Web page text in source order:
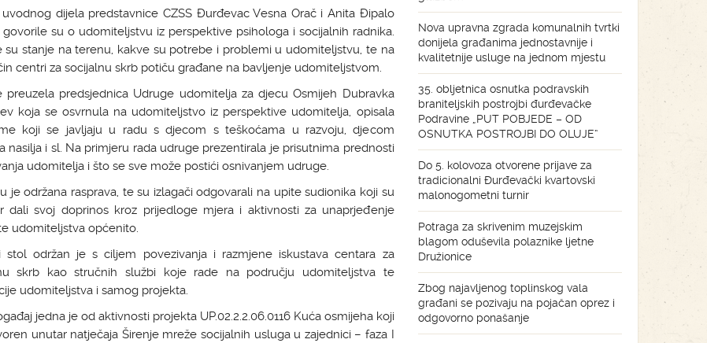
dijela predstavnice CZSS Đurđevac Vesna Orač i Anita Đipalo
govorile su o udomiteljstvu iz perspektive psihologa i socijalnih radnika.
su stanje na terenu, kakve su potrebe i problemi u udomiteljstvu, te na
centri za socijalnu skrb potiču građane na bavljenje udomiteljstvom.
preuzela predsjednica Udruge udomitelja za djecu Osmijeh Dubravka
koja se osvrnula na udomiteljstvo iz perspektive udomitelja, opisala
koji se javljaju u radu s djecom s teškoćama u razvoju, djecom
nasilja i sl. Na primjeru rada udruge prezentirala je prisutnima prednosti
udomitelja i što se sve može postići osnivanjem udruge.
je održana rasprava, te su izlagači odgovarali na upite sudionika koji su
dali svoj doprinos kroz prijedloge mjera i aktivnosti za unaprjeđenje
udomiteljstva općenito.
stol održan je s ciljem povezivanja i razmjene iskustava centara za
skrb kao stručnih službi koje rade na području udomiteljstva te
udomiteljstva i samog projekta.
jedna je od aktivnosti projekta UP.02.2.2.06.0116 Kuća osmijeha koji
unutar natječaja Širenje mreže socijalnih usluga u zajednici – faza I
Nova upravna zgrada komunalnih tvrtki
donijela građanima jednostavnije i
kvalitetnije usluge na jednom mjestu
35. obljetnica osnutka podravskih
braniteljskih postrojbi đurđevačke
Podravine „PUT POBJEDE – OD
OSNUTKA POSTROJBI DO OLUJE“
Do 5. kolovoza otvorene prijave za
tradicionalni Đurđevački kvartovski
malonogometni turnir
Potraga za skrivenim muzejskim
blagom oduševila polaznike ljetne
Družionice
Zbog najavljenog toplinskog vala
građani se pozivaju na pojačan oprez i
odgovorno ponašanje